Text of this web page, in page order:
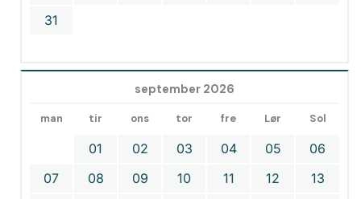
31
september 2026
man tir ons tor fre Lør Sol
01 02 03 04 05
06
07
08 09 10 11 12
13